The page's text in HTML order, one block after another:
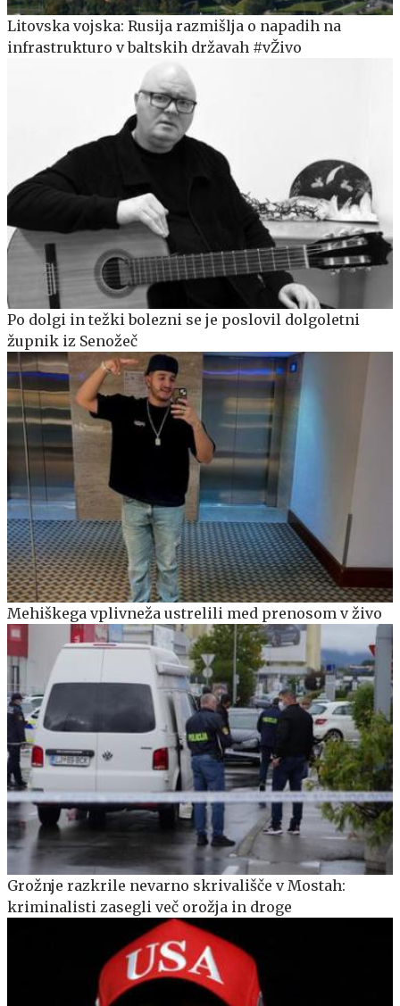
Litovska vojska: Rusija razmišlja o napadih na
infrastrukturo v baltskih državah #vŽivo
Po dolgi in težki bolezni se je poslovil dolgoletni
župnik iz Senožeč
Mehiškega vplivneža ustrelili med prenosom v živo
Grožnje razkrile nevarno skrivališče v Mostah:
kriminalisti zasegli več orožja in droge